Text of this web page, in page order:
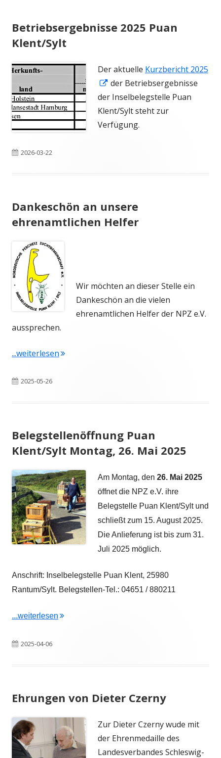
Betriebsergebnisse 2025 Puan
Klent/Sylt
Der aktuelle Kurzbericht 2025
In
neuem
Fenster
öffnen
der Betriebsergebnisse
der Inselbelegstelle Puan
Klent/Sylt steht zur
Verfügung.
Veröffentlicht
2026-03-22
Dankeschön an unsere
ehrenamtlichen Helfer
Wir möchten an dieser Stelle ein
Dankeschön an die vielen
ehrenamtlichen Helfer der NPZ e.V.
aussprechen.
...weiterlesen"Dankeschön an unsere ehrenamtlichen
Veröffentlicht
2025-05-26
Belegstellenöffnung Puan
Klent/Sylt Montag, 26. Mai 2025
Am Montag, den 26. Mai 2025
öffnet die NPZ e.V. ihre
Belegstelle Puan Klent/Sylt und
schließt zum 15. August 2025.
Die Anlieferung ist bis zum 31.
Juli 2025 möglich.
Anschrift: Inselbelegstelle Puan Klent, 25980
Rantum/Sylt. Belegstellen-Tel.: 04651 / 880211
...weiterlesen "Belegstellenöffnung Puan Klent/Sylt Montag,
Veröffentlicht
2025-04-06
Ehrungen von Dieter Czerny
Zur Dieter Czerny wude mit
der Ehrenmedaille des
Landesverbandes Schleswig-